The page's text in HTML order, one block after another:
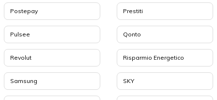
Postepay Prestiti
Pulsee Qonto
Revolut Risparmio Energetico
Samsung SKY